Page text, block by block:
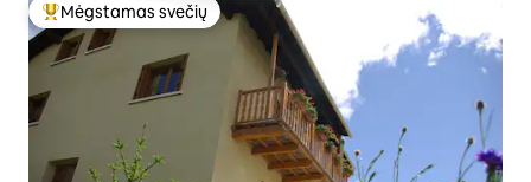
Svečių mėgstamiausias
Mėgstamas svečių